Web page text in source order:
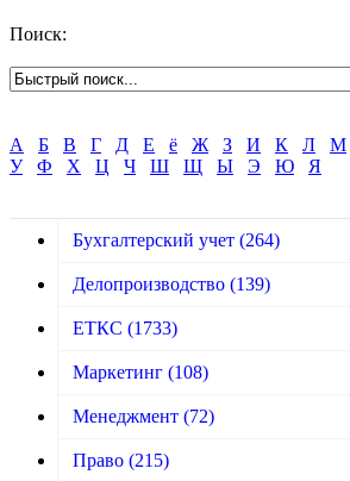
Поиск:
А Б В Г Д Е ё Ж З И К Л М
У
Ф Х Ц Ч Ш Щ Ы Э Ю Я
Бухгалтерский учет (264)
Делопроизводство (139)
ЕТКС (1733)
Маркетинг (108)
Менеджмент (72)
Право (215)